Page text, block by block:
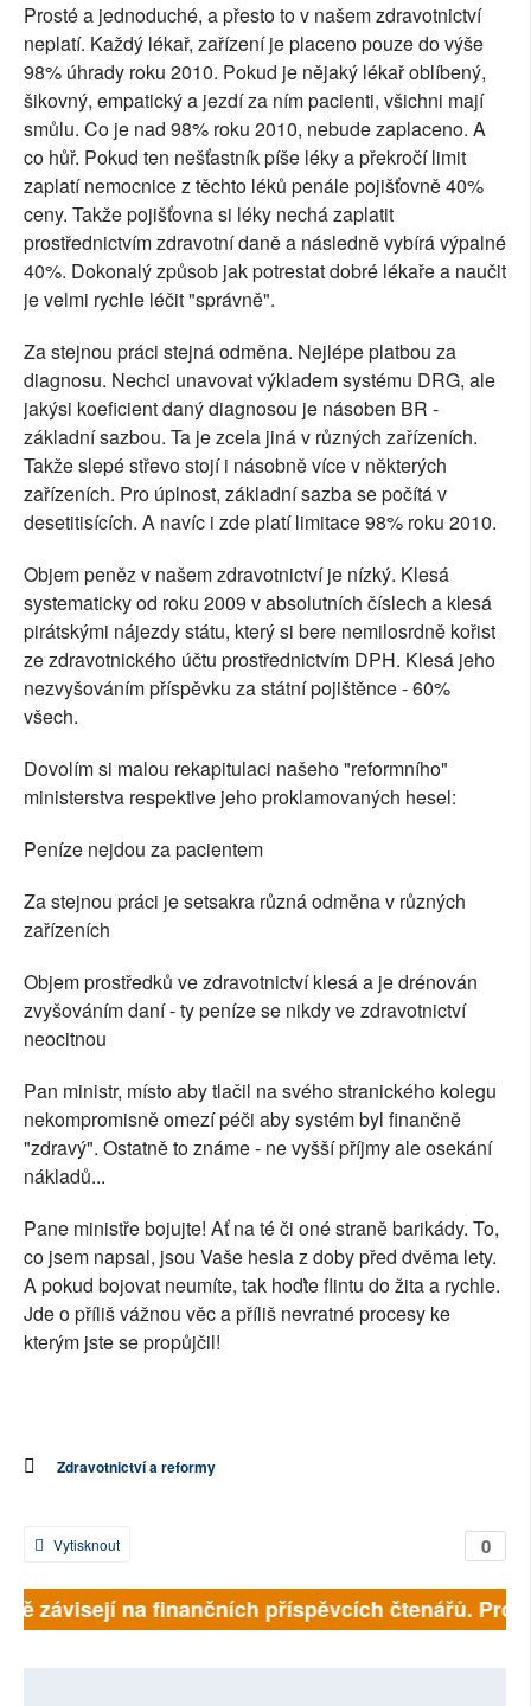
Prosté a jednoduché, a přesto to v našem zdravotnictví
neplatí. Každý lékař, zařízení je placeno pouze do výše
98% úhrady roku 2010. Pokud je nějaký lékař oblíbený,
šikovný, empatický a jezdí za ním pacienti, všichni mají
smůlu. Co je nad 98% roku 2010, nebude zaplaceno. A
co hůř. Pokud ten nešťastník píše léky a překročí limit
zaplatí nemocnice z těchto léků penále pojišťovně 40%
ceny. Takže pojišťovna si léky nechá zaplatit
prostřednictvím zdravotní daně a následně vybírá výpalné
40%. Dokonalý způsob jak potrestat dobré lékaře a naučit
je velmi rychle léčit "správně".
Za stejnou práci stejná odměna. Nejlépe platbou za
diagnosu. Nechci unavovat výkladem systému DRG, ale
jakýsi koeficient daný diagnosou je násoben BR -
základní sazbou. Ta je zcela jiná v různých zařízeních.
Takže slepé střevo stojí i násobně více v některých
zařízeních. Pro úplnost, základní sazba se počítá v
desetitisících. A navíc i zde platí limitace 98% roku 2010.
Objem peněz v našem zdravotnictví je nízký. Klesá
systematicky od roku 2009 v absolutních číslech a klesá
pirátskými nájezdy státu, který si bere nemilosrdně kořist
ze zdravotnického účtu prostřednictvím DPH. Klesá jeho
nezvyšováním příspěvku za státní pojištěnce - 60%
všech.
Dovolím si malou rekapitulaci našeho "reformního"
ministerstva respektive jeho proklamovaných hesel:
Peníze nejdou za pacientem
Za stejnou práci je setsakra různá odměna v různých
zařízeních
Objem prostředků ve zdravotnictví klesá a je drénován
zvyšováním daní - ty peníze se nikdy ve zdravotnictví
neocitnou
Pan ministr, místo aby tlačil na svého stranického kolegu
nekompromisně omezí péči aby systém byl finančně
"zdravý". Ostatně to známe - ne vyšší příjmy ale osekání
nákladů...
Pane ministře bojujte! Ať na té či oné straně barikády. To,
co jsem napsal, jsou Vaše hesla z doby před dvěma lety.
A pokud bojovat neumíte, tak hoďte flintu do žita a rychle.
Jde o příliš vážnou věc a příliš nevratné procesy ke
kterým jste se propůjčil!
Zdravotnictví a reformy
0
Vytisknout
závisejí na finančních příspěvcích čtenářů.